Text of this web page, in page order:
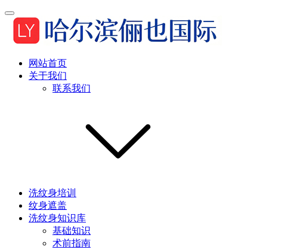
网站首页
关于我们
联系我们
洗纹身培训
纹身遮盖
洗纹身知识库
基础知识
术前指南